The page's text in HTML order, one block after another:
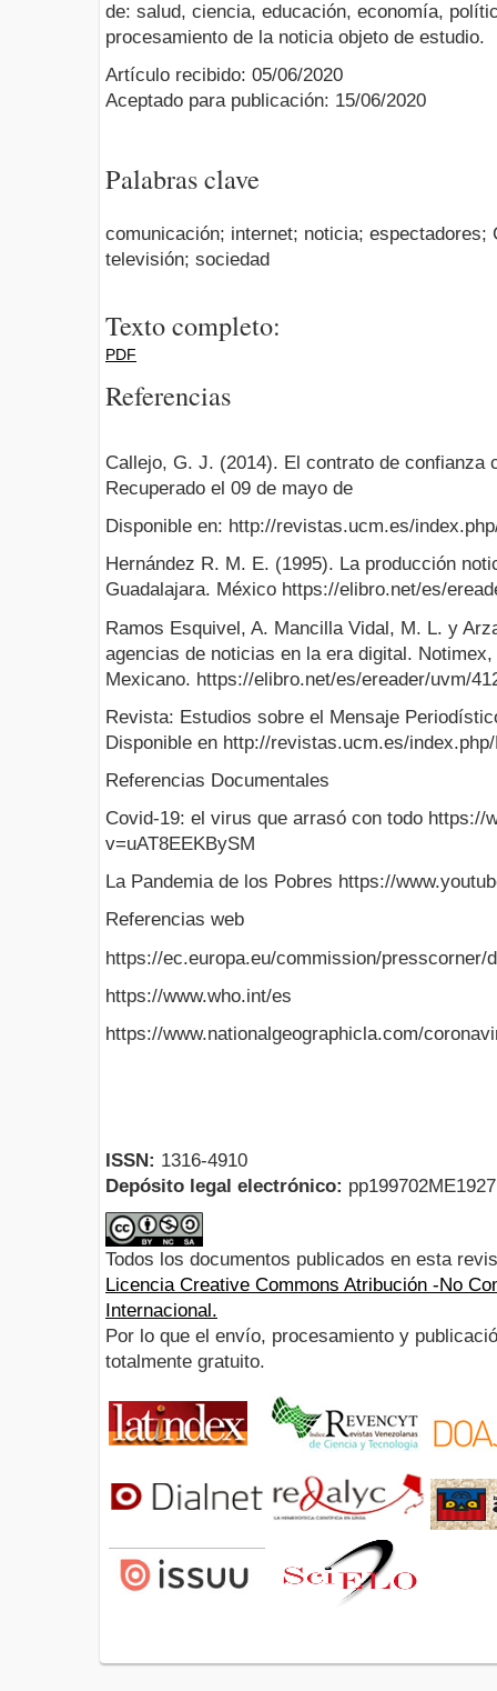
de: salud, ciencia, educación, economía,
procesamiento de la noticia objeto de estudio.
Artículo recibido: 05/06/2020
Aceptado para publicación: 15/06/2020
Palabras clave
comunicación; internet; noticia; espectadores;
televisión; sociedad
Texto completo:
PDF
Referencias
Callejo, G. J. (2014). El contrato de confianza
Recuperado el 09 de mayo de
Disponible en: http://revistas.ucm.es/
Hernández R. M. E. (1995). La producción
Guadalajara. México https://elibro.net/es/
Ramos Esquivel, A. Mancilla Vidal, M. L. y
agencias de noticias en la era digital.
Mexicano. https://elibro.net/es/ereader/uvm/
Revista: Estudios sobre el Mensaje
Disponible en http://revistas.ucm.es/
Referencias Documentales
Covid-19: el virus que arrasó con todo https://
v=uAT8EEKBySM
La Pandemia de los Pobres https://
Referencias web
https://ec.europa.eu/commission/presscorner/
https://www.who.int/es
https://www.nationalgeographicla.com/
ISSN: 1316-4910
Depósito legal electrónico:
Todos los documentos publicados en esta
Licencia Creative Commons Atribución -No
Internacional.
Por lo que el envío, procesamiento y
totalmente gratuito.